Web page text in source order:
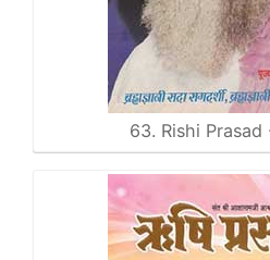
63. Rishi